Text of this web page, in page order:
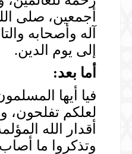
أجمعين، صلى
آله وأصحابه
إلى يوم الدين.
أما بعد:
فيا أيها
لعلكم تفلحون،
أقدار الله
وتذكروا ما